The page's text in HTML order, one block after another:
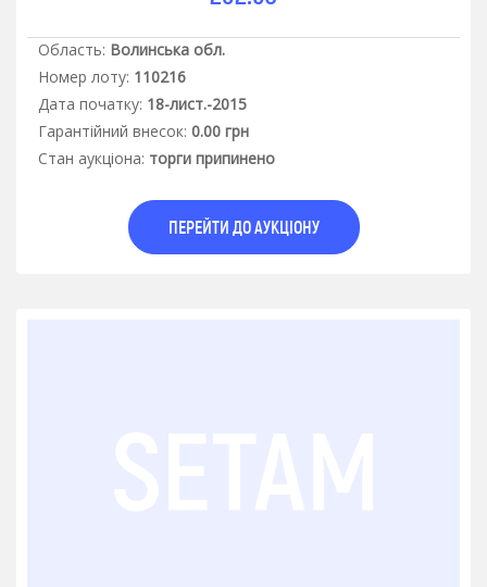
Область: Волинська обл.
Номер лоту: 110216
Дата початку: 18-лист.-2015
Гарантiйний внесок: 0.00 грн
Стан аукцiона: торги припинено
ПЕРЕЙТИ ДО АУКЦІОНУ